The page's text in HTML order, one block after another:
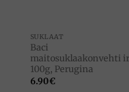
SUKLAAT
Baci
maitosuklaakonvehti
100g, Perugina
6.90€